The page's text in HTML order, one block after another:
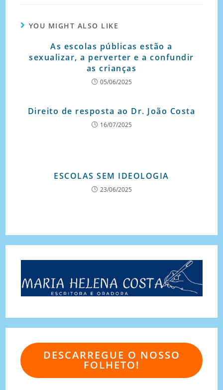
YOU MIGHT ALSO LIKE
As escolas públicas estão a
sexualizar, a perverter e a confundir
as crianças
05/06/2025
Direito de resposta ao Dr. João Costa
16/07/2025
ESCOLAS SEM IDEOLOGIA
23/06/2025
DESCARREGUE O NOSSO
FOLHETO!